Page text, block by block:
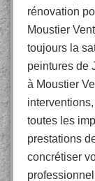
rénovation
Moustier
toujours la
peintures de
à Moustier
toutes les
prestations
concrétiser